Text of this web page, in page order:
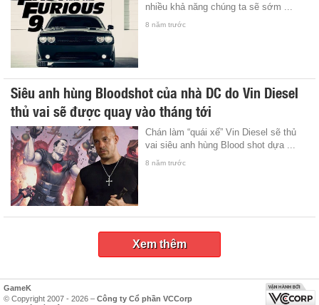
nhiều khả năng chúng ta sẽ sớm ...
8 năm trước
Siêu anh hùng Bloodshot của nhà DC do Vin Diesel
thủ vai sẽ được quay vào tháng tới
Chán làm “quái xế” Vin Diesel sẽ thủ
vai siêu anh hùng Blood shot dựa ...
8 năm trước
Xem thêm
GameK
© Copyright 2007 - 2026 – Công ty Cổ phần VCCorp